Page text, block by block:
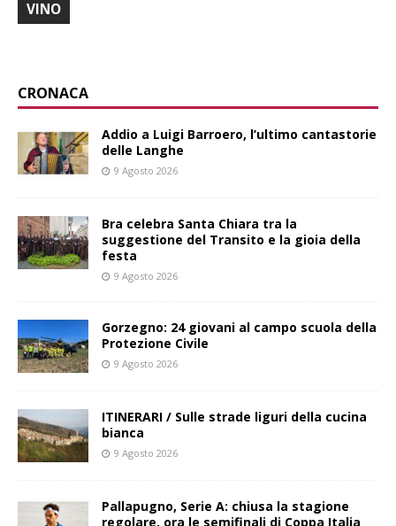
VINO
CRONACA
Addio a Luigi Barroero, l’ultimo cantastorie
delle Langhe
9 Agosto 2026
Bra celebra Santa Chiara tra la
suggestione del Transito e la gioia della
festa
9 Agosto 2026
Gorzegno: 24 giovani al campo scuola della
Protezione Civile
9 Agosto 2026
ITINERARI / Sulle strade liguri della cucina
bianca
9 Agosto 2026
Pallapugno, Serie A: chiusa la stagione
regolare, ora le semifinali di Coppa Italia